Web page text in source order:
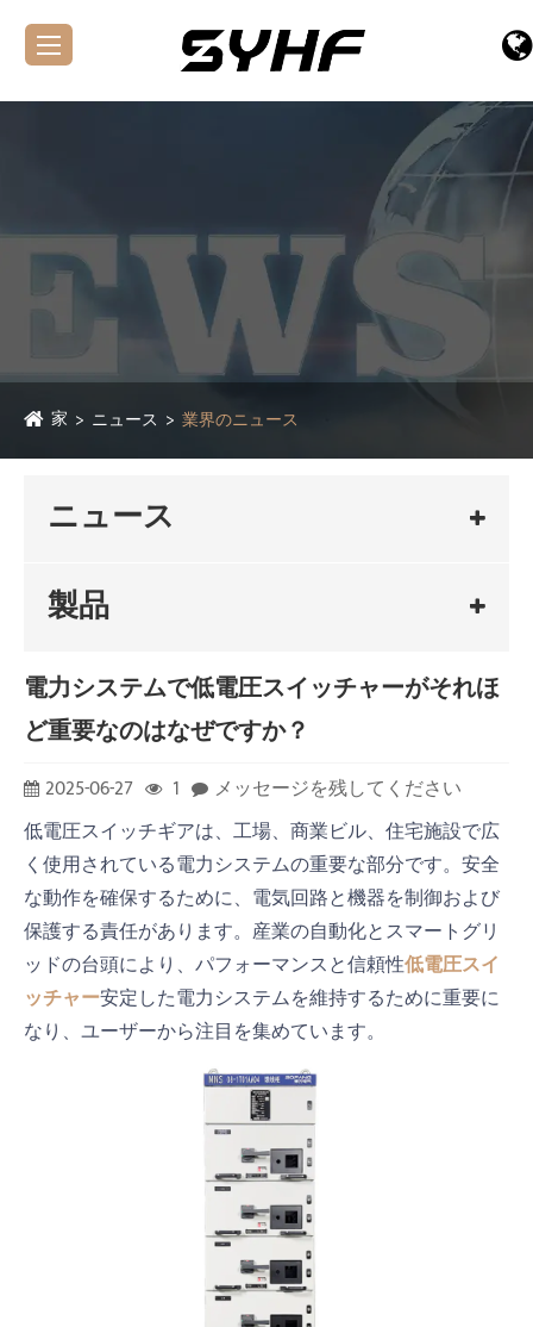
家 ニュース 業界のニュース
ニュース
製品
電力システムで低電圧スイッチャーがそれほ
ど重要なのはなぜですか？
2025-06-27 1
メッセージを残してください
低電圧スイッチギアは、工場、商業ビル、住宅施設で広
く使用されている電力システムの重要な部分です。安全
な動作を確保するために、電気回路と機器を制御および
保護する責任があります。産業の自動化とスマートグリ
ッドの台頭により、パフォーマンスと信頼性低電圧スイ
ッチャー安定した電力システムを維持するために重要に
なり、ユーザーから注目を集めています。